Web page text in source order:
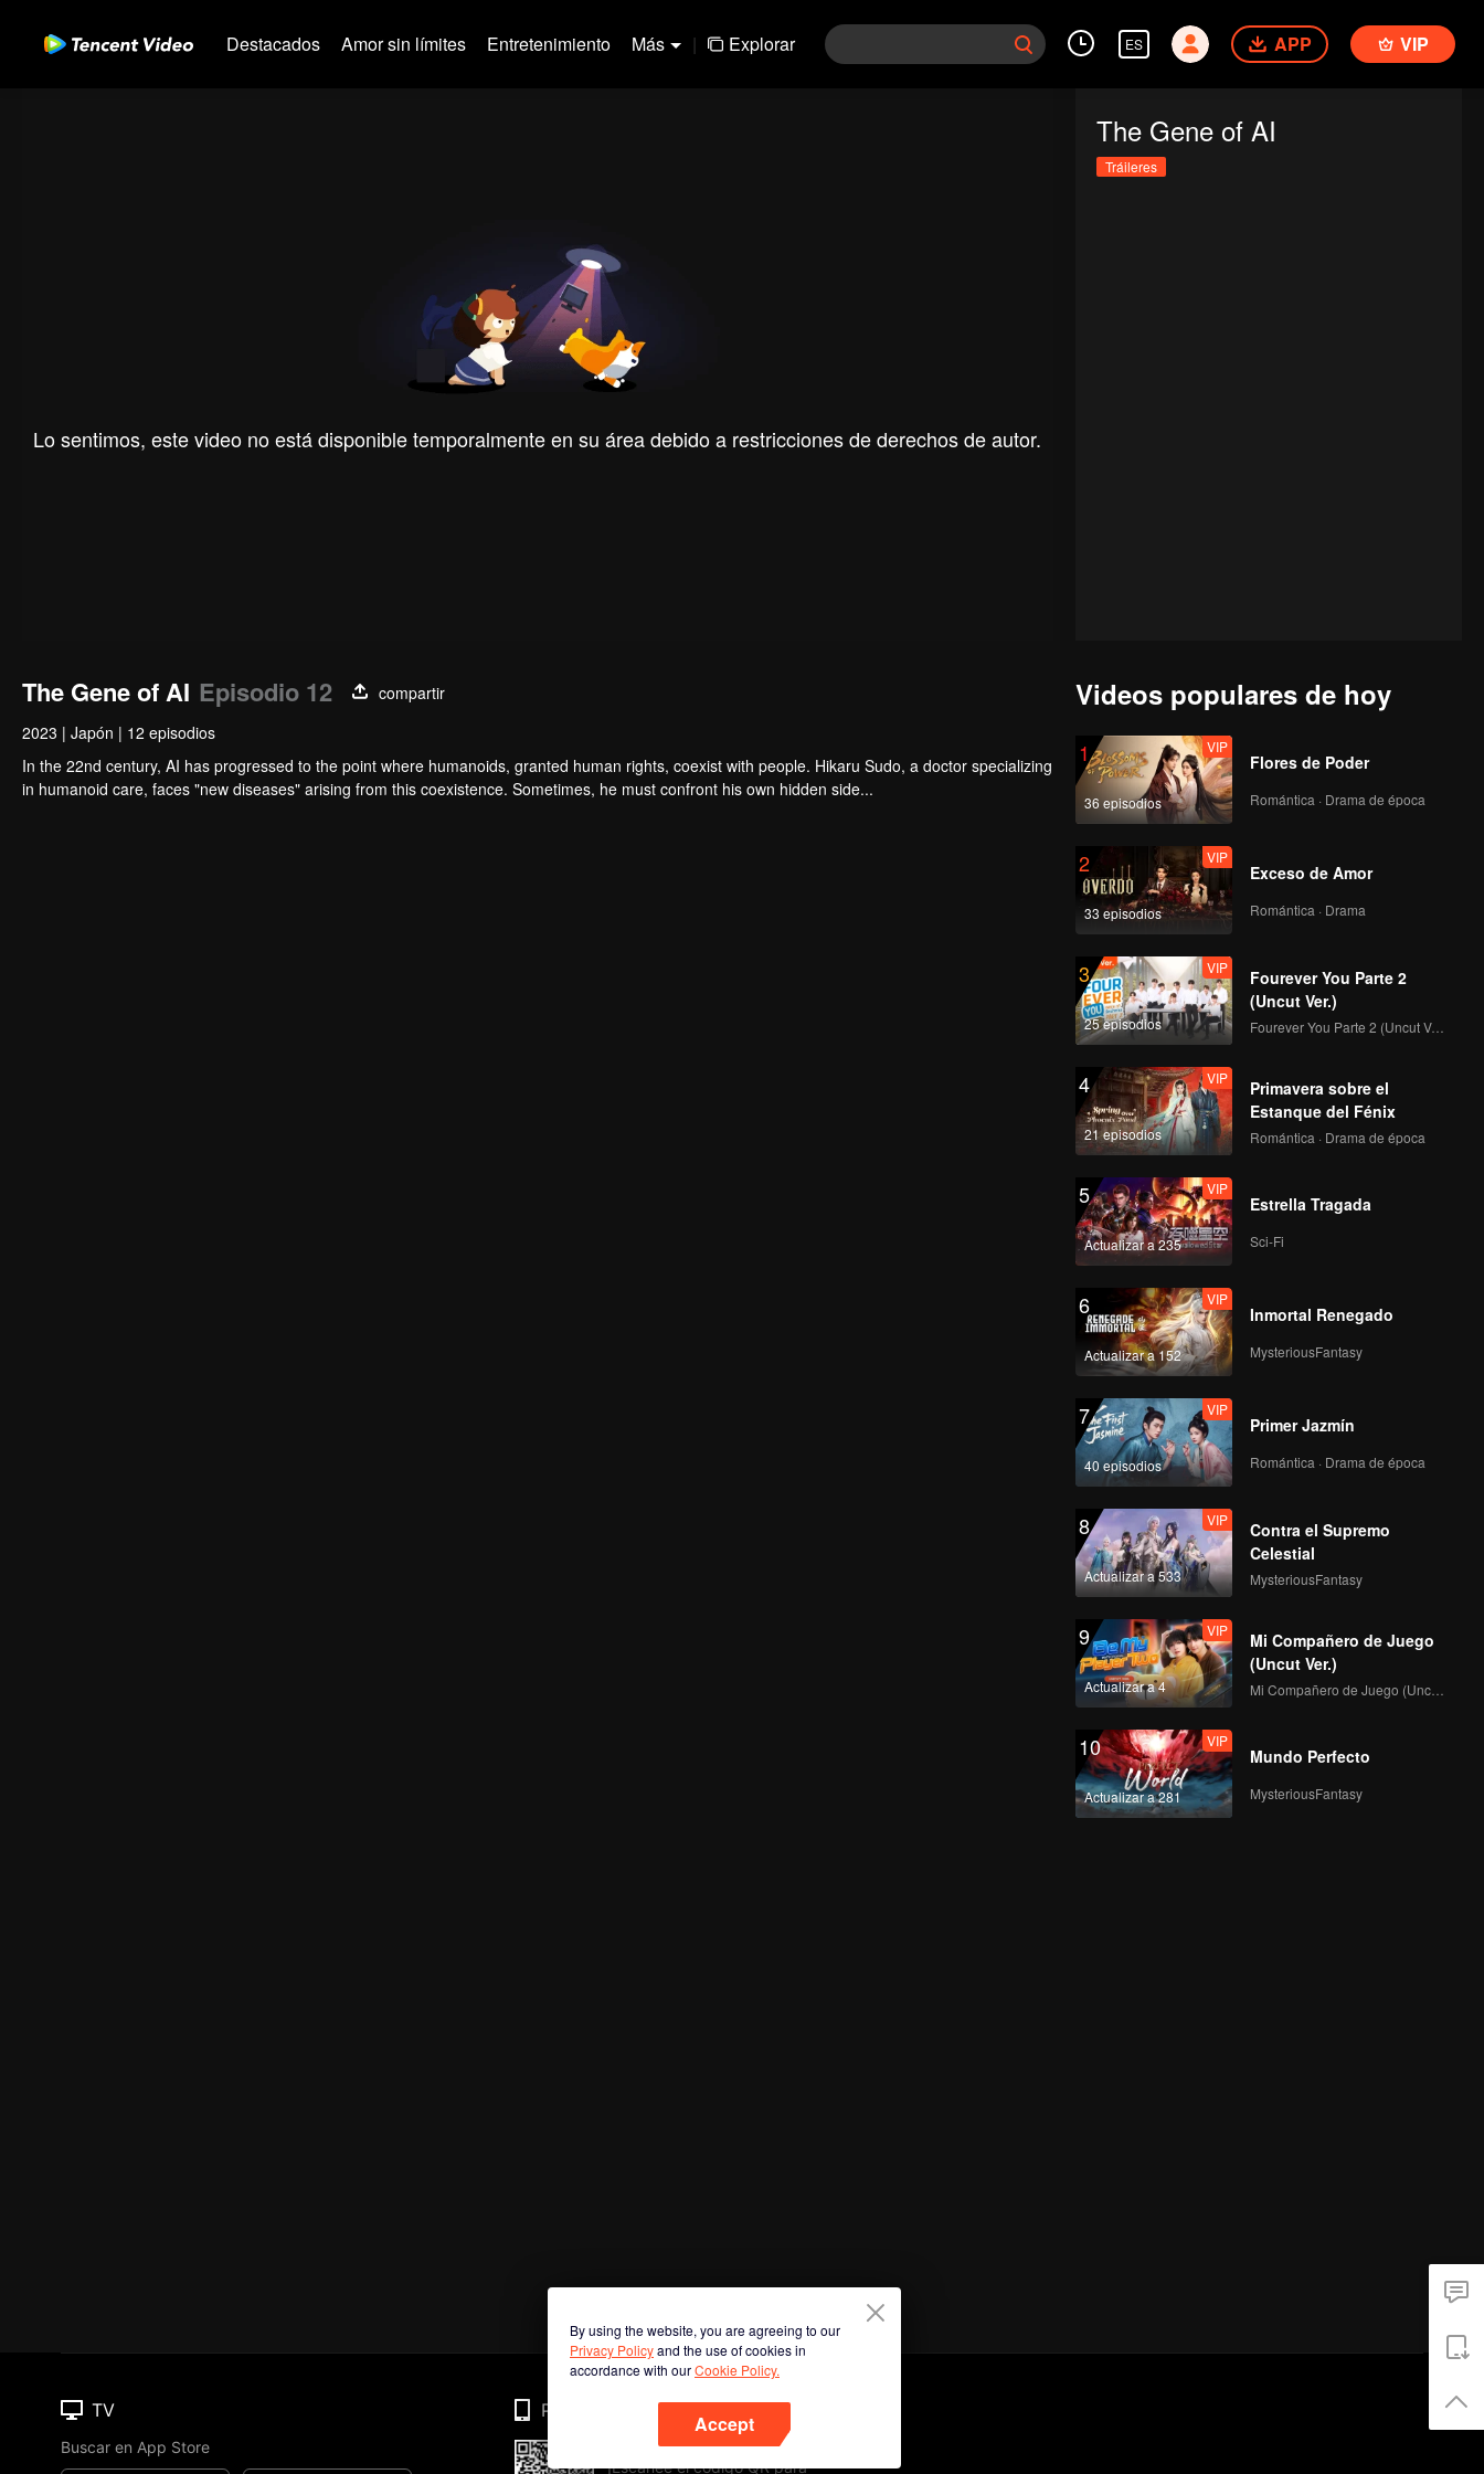
Destacados Amor sin límites Entretenimiento Más | Explorar ES APP VIP
Lo sentimos, este video no está disponible temporalmente en su área debido a restricciones de derechos de autor.
The Gene of AI
Tráileres
The Gene of AI Episodio 12
compartir
2023 | Japón | 12 episodios
In the 22nd century, AI has progressed to the point where humanoids, granted human rights, coexist with people. Hikaru Sudo, a doctor specializing
in humanoid care, faces "new diseases" arising from this coexistence. Sometimes, he must confront his own hidden side...
Videos populares de hoy
1
36 episodios
VIP
Flores de Poder
Romántica · Drama de época
2
33 episodios
VIP
Exceso de Amor
Romántica · Drama
3
25 episodios
VIP
Fourever You Parte 2
(Uncut Ver.)
Fourever You Parte 2 (Uncut Ver.)
4
21 episodios
VIP
Primavera sobre el
Estanque del Fénix
Romántica · Drama de época
5
Actualizar a 235
VIP
Estrella Tragada
Sci-Fi
6
Actualizar a 152
VIP
Inmortal Renegado
MysteriousFantasy
7
40 episodios
VIP
Primer Jazmín
Romántica · Drama de época
8
Actualizar a 533
VIP
Contra el Supremo
Celestial
MysteriousFantasy
9
Actualizar a 4
VIP
Mi Compañero de Juego
(Uncut Ver.)
Mi Compañero de Juego (Uncut Ver.)
10
Actualizar a 281
VIP
Mundo Perfecto
MysteriousFantasy
By using the website, you are agreeing to our
Privacy Policyand the use of cookies in
accordance with ourCookie Policy.
Accept
TV
Buscar en App Store
Phone
¡Escanee el código QR para